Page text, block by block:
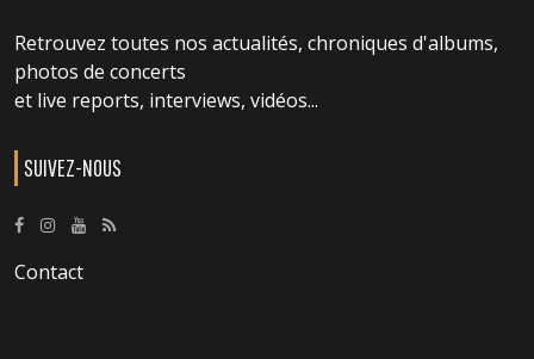
Retrouvez toutes nos actualités, chroniques d'albums,
photos de concerts
et live reports, interviews, vidéos...
SUIVEZ-NOUS
Contact